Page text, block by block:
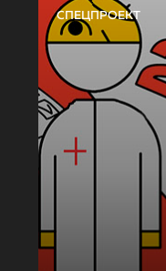
СПЕЦПРОЕКТ